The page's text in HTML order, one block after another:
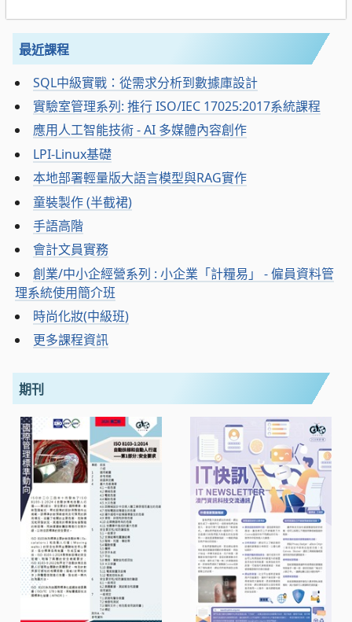
最近課程
SQL中級實戰：從需求分析到數據庫設計
實驗室管理系列: 推行 ISO/IEC 17025:2017系統課程
應用人工智能技術 - AI 多媒體內容創作
LPI-Linux基礎
本地部署輕量版大語言模型與RAG實作
童裝製作 (半截裙)
手語高階
會計文員實務
創業/中小企經營系列 : 小企業「計糧易」 - 僱員資料管
理系統使用簡介班
時尚化妝(中級班)
更多課程資訊
期刊